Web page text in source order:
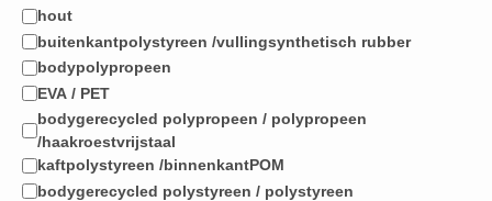
hout
buitenkantpolystyreen /vullingsynthetisch rubber
bodypolypropeen
EVA / PET
bodygerecycled polypropeen / polypropeen
/haakroestvrijstaal
kaftpolystyreen /binnenkantPOM
bodygerecycled polystyreen / polystyreen